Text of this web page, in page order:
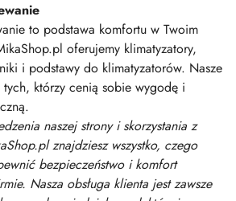
to podstawa komfortu w Twoim
oferujemy klimatyzatory,
i podstawy do klimatyzatorów. Nasze
którzy cenią sobie wygodę i
naszej strony i skorzystania z
znajdziesz wszystko, czego
bezpieczeństwo i komfort
Nasza obsługa klienta jest zawsze